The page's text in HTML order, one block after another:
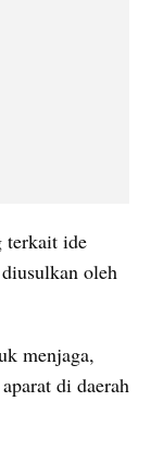
terkait ide
oleh
menjaga,
di daerah